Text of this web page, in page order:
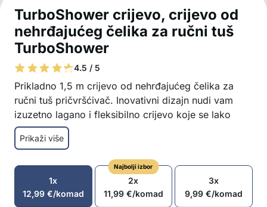
TurboShower crijevo, crijevo od
nehrđajućeg čelika za ručni tuš
TurboShower
4.5 / 5
Prikladno 1,5 m crijevo od nehrđajućeg čelika za
ručni tuš pričvršćivač. Inovativni dizajn nudi vam
izuzetno lagano i fleksibilno crijevo koje se lako
postavlja i ne hrđa.
kvalitetna izrada bez hrđe
izuzetno lagano i fleksibilno crijevo
jednostavna instalacija
Dužina: 1,5 m
Prikaži više
1x
12,99 €/komad
Najbolji izbor
2x
11,99 €/komad
3x
9,99€/komad